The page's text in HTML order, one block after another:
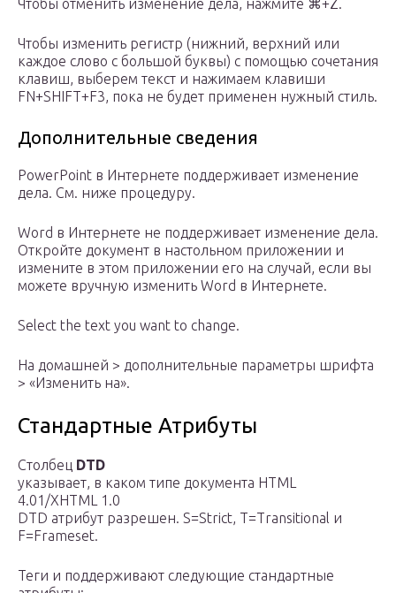
Чтобы отменить изменение дела, нажмите ⌘+Z.
Чтобы изменить регистр (нижний, верхний или
каждое слово с большой буквы) с помощью сочетания
клавиш, выберем текст и нажимаем клавиши
FN+SHIFT+F3, пока не будет применен нужный стиль.
Дополнительные сведения
PowerPoint в Интернете поддерживает изменение
дела. См. ниже процедуру.
Word в Интернете не поддерживает изменение дела.
Откройте документ в настольном приложении и
измените в этом приложении его на случай, если вы
можете вручную изменить Word в Интернете.
Select the text you want to change.
На домашней > дополнительные параметры шрифта
> «Изменить на».
Стандартные Атрибуты
Столбец DTD
указывает, в каком типе документа HTML
4.01/XHTML 1.0
DTD атрибут разрешен. S=Strict, T=Transitional и
F=Frameset.
Теги и поддерживают следующие стандартные